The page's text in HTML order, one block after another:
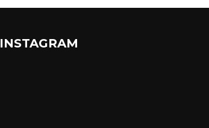
INSTAGRAM